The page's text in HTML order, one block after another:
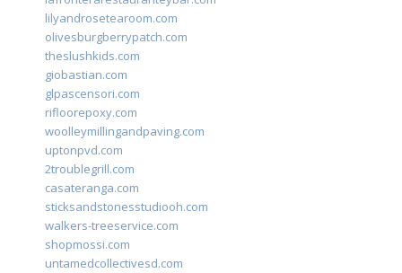
lilyandrosetearoom.com
olivesburgberrypatch.com
theslushkids.com
giobastian.com
glpascensori.com
rifloorepoxy.com
woolleymillingandpaving.com
uptonpvd.com
2troublegrill.com
casateranga.com
sticksandstonesstudiooh.com
walkers-treeservice.com
shopmossi.com
untamedcollectivesd.com